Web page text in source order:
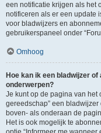
een notificatie krijgen als het
notificeren als er een update
voor bladwijzers en
gebruikerspaneel onder
Omhoog
Hoe kan ik een bladwijzer
onderwerpen?
Je kunt op de pagina van het
gereedschap” een
boven- als onderaan de
Het is ook mogelijk te